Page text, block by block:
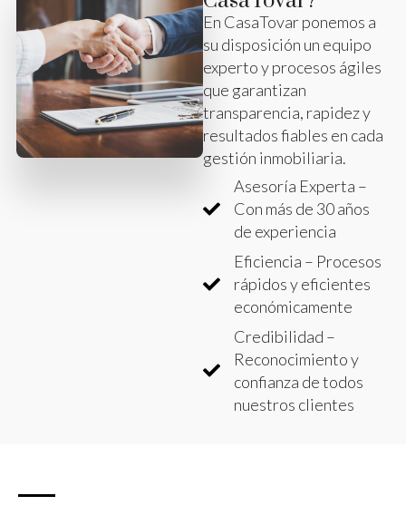
En CasaTovar ponemos a
su disposición un equipo
experto y procesos ágiles
que garantizan
transparencia, rapidez y
resultados fiables en cada
gestión inmobiliaria.
Asesoría Experta –
Con más de 30 años
de experiencia
Eficiencia – Procesos
rápidos y eficientes
económicamente
Credibilidad –
Reconocimiento y
confianza de todos
nuestros clientes